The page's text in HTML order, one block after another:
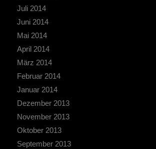
Juli 2014
Juni 2014
Mai 2014
April 2014
März 2014
Februar 2014
Januar 2014
Dezember 2013
November 2013
Oktober 2013
September 2013